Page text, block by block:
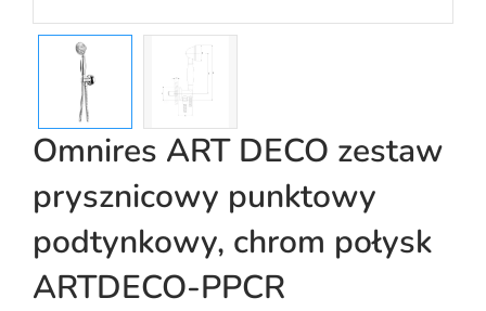
Omnires ART DECO zestaw
prysznicowy punktowy
podtynkowy, chrom połysk
ARTDECO-PPCR